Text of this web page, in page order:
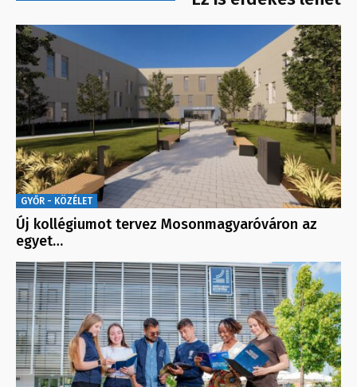
GYŐR - KÖZÉLET
Új kollégiumot tervez Mosonmagyaróváron az
egyet…